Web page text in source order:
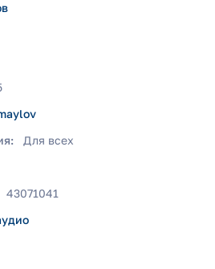
Для всех
43071041